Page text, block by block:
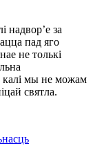
надвор’е за
пад яго
не толькі
калі мы не можам
святла.